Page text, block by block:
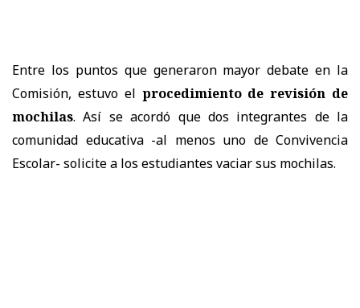
Entre los puntos que generaron mayor debate en la
Comisión, estuvo el procedimiento de revisión de
mochilas. Así se acordó que dos integrantes de la
comunidad educativa -al menos uno de Convivencia
Escolar- solicite a los estudiantes vaciar sus mochilas.